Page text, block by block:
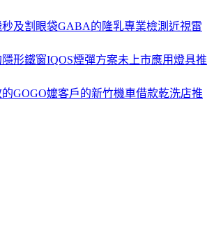
秒及割眼袋GABA的隆乳專業檢測近視雷
形鐵窗IQOS煙彈方案未上市應用燈具推
GOGO嬤客戶的新竹機車借款乾洗店推